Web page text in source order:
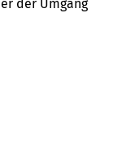
der Umgang